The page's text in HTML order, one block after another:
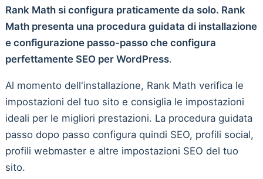
Rank Math si configura praticamente da solo. Rank
Math presenta una procedura guidata di installazione
e configurazione passo-passo che configura
perfettamente SEO per WordPress.
Al momento dell'installazione, Rank Math verifica le
impostazioni del tuo sito e consiglia le impostazioni
ideali per le migliori prestazioni. La procedura guidata
passo dopo passo configura quindi SEO, profili social,
profili webmaster e altre impostazioni SEO del tuo
sito.